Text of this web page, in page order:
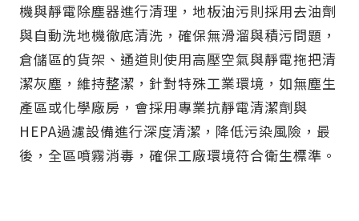
機與靜電除塵器進行清理，地板油污則採用去油劑
與自動洗地機徹底清洗，確保無滑溜與積污問題，
倉儲區的貨架、通道則使用高壓空氣與靜電拖把清
潔灰塵，維持整潔，針對特殊工業環境，如無塵生
產區或化學廠房，會採用專業抗靜電清潔劑與
HEPA過濾設備進行深度清潔，降低污染風險，最
後，全區噴霧消毒，確保工廠環境符合衛生標準。